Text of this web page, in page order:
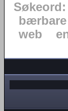
Søkeord:
bærbare
web